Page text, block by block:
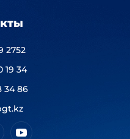
2752
19 34
34 86